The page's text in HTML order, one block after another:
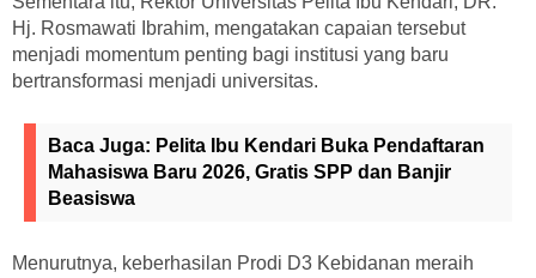
Hj. Rosmawati Ibrahim, mengatakan capaian tersebut
menjadi momentum penting bagi institusi yang baru
bertransformasi menjadi universitas.
Baca Juga: Pelita Ibu Kendari Buka Pendaftaran
Mahasiswa Baru 2026, Gratis SPP dan Banjir
Beasiswa
Menurutnya, keberhasilan Prodi D3 Kebidanan meraih